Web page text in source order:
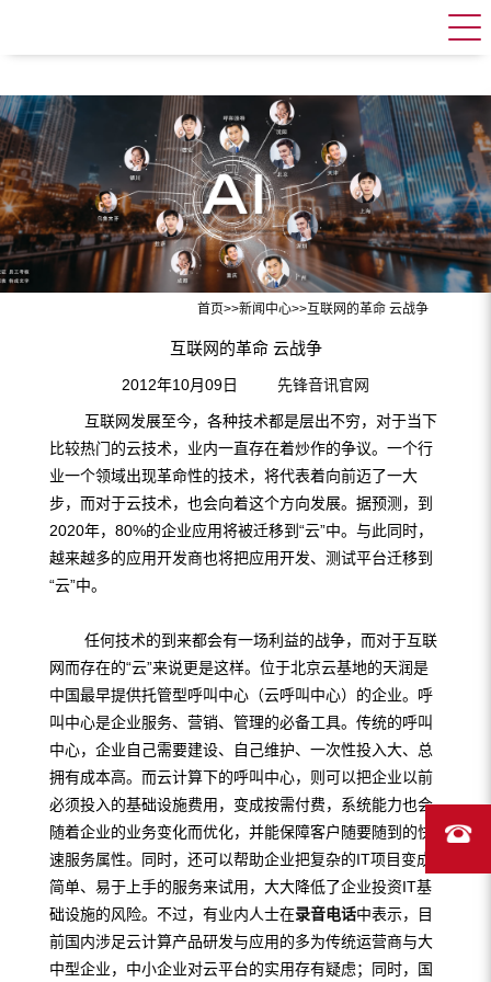
首页>>新闻中心>>互联网的革命 云战争
互联网的革命 云战争
2012年10月09日 先锋音讯官网
互联网发展至今，各种技术都是层出不穷，对于当下
比较热门的云技术，业内一直存在着炒作的争议。一个行
业一个领域出现革命性的技术，将代表着向前迈了一大
步，而对于云技术，也会向着这个方向发展。据预测，到
2020年，80%的企业应用将被迁移到“云”中。与此同时，
越来越多的应用开发商也将把应用开发、测试平台迁移到
“云”中。
任何技术的到来都会有一场利益的战争，而对于互联
网而存在的“云”来说更是这样。位于北京云基地的天润是
中国最早提供托管型呼叫中心（云呼叫中心）的企业。呼
叫中心是企业服务、营销、管理的必备工具。传统的呼叫
中心，企业自己需要建设、自己维护、一次性投入大、总
拥有成本高。而云计算下的呼叫中心，则可以把企业以前
必须投入的基础设施费用，变成按需付费，系统能力也会
随着企业的业务变化而优化，并能保障客户随要随到的快
速服务属性。同时，还可以帮助企业把复杂的IT项目变成
简单、易于上手的服务来试用，大大降低了企业投资IT基
础设施的风险。不过，有业内人士在录音电话中表示，目
前国内涉足云计算产品研发与应用的多为传统运营商与大
中型企业，中小企业对云平台的实用存有疑虑；同时，国